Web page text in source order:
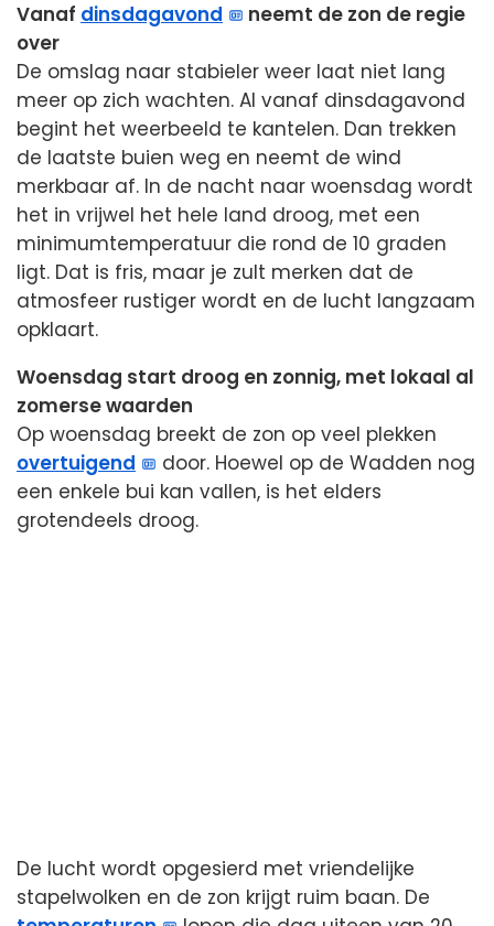
Vanaf dinsdagavond
neemt de zon de regie
over
De omslag naar stabieler weer laat niet lang
meer op zich wachten. Al vanaf dinsdagavond
begint het weerbeeld te kantelen. Dan trekken
de laatste buien weg en neemt de wind
merkbaar af. In de nacht naar woensdag wordt
het in vrijwel het hele land droog, met een
minimumtemperatuur die rond de 10 graden
ligt. Dat is fris, maar je zult merken dat de
atmosfeer rustiger wordt en de lucht langzaam
opklaart.
Woensdag start droog en zonnig, met lokaal al
zomerse waarden
Op woensdag breekt de zon op veel plekken
overtuigend
door. Hoewel op de Wadden nog
een enkele bui kan vallen, is het elders
grotendeels droog.
De lucht wordt opgesierd met vriendelijke
stapelwolken en de zon krijgt ruim baan. De